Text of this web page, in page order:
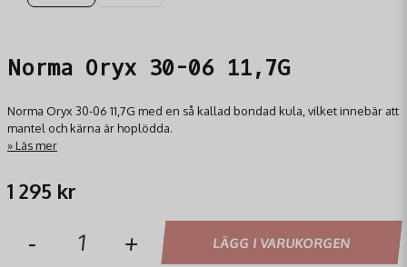
Norma Oryx 30-06 11,7G
Norma Oryx 30-06 11,7G med en så kallad bondad kula, vilket innebär att
mantel och kärna är hoplödda.
Läs mer
1 295 kr
- + LÄGG I VARUKORGEN